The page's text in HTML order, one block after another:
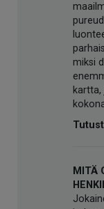
miksi
MITÄ